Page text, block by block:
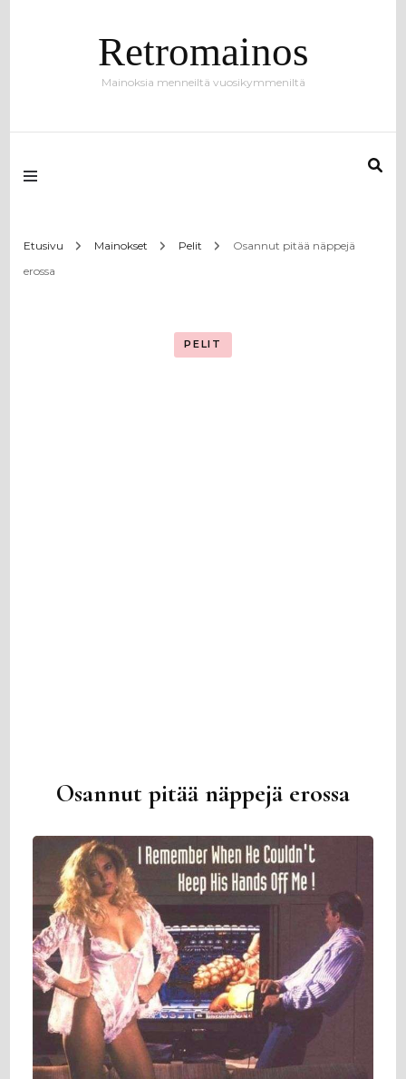
Retromainos
Mainoksia menneiltä vuosikymmeniltä
Etusivu Mainokset Pelit
Osannut pitää näppejä
erossa
PELIT
Osannut pitää näppejä erossa